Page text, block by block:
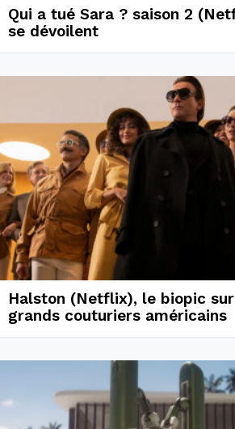
Qui a tué Sara ? saison 2
se dévoilent
Halston (Netflix), le biopic
grands couturiers américains